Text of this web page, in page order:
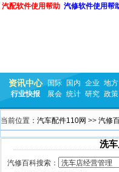
汽配软件使用帮助 汽修软件使用帮
资讯中心 国际 国内 企业 地方
行业快报
展会 统计 研究 政策
当前位置： 汽车配件110网 >> 汽修
洗
汽修百科搜索：